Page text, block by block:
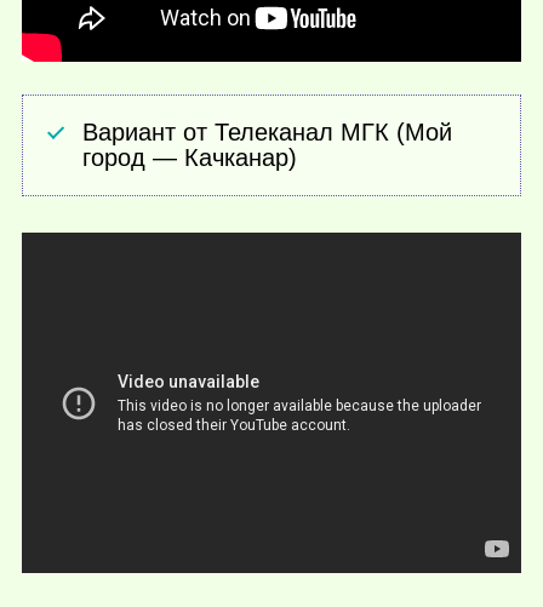
Вариант от Телеканал МГК (Мой
город — Качканар)